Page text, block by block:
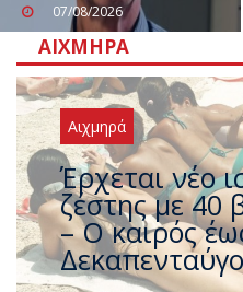
07/08/2026
ΑΙΧΜΗΡΆ
Αιχμηρά
Άφαντος ο
που η χώρα